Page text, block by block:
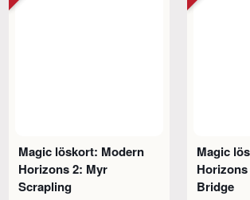
Magic löskort: Modern
Horizons 2: Myr
Scrapling
Magic
Bridge